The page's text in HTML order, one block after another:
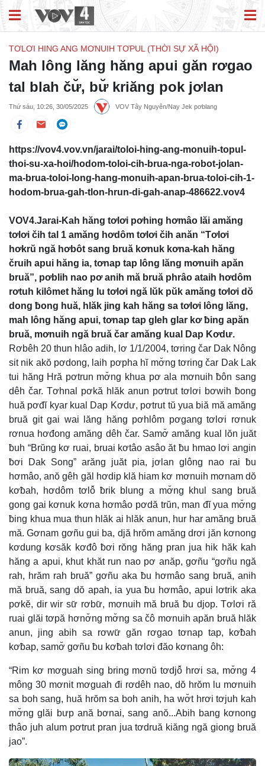
TƠLƠI HING ANG MƠNUIH TƠPUL (THỜI SỰ XÃ HỘI)
Mah lông lăng hăng apui găn rơgao
tal blah čư̆, bư̆ kriăng pok jơlan
Thứ sáu, 10:26, 30/05/2025 VOV Tây Nguyên/Nay Jek pơblang
https://vov4.vov.vn/jarai/toloi-hing-ang-monuih-topul-
thoi-su-xa-hoi/hodom-toloi-cih-brua-nga-robot-jolan-
ma-brua-toloi-long-hang-monuih-apan-brua-toloi-cih-1-
hodom-brua-gah-tlon-hrun-di-gah-anap-486622.vov4
VOV4.Jarai-Kah hăng tơlơi pơhing hơmâo lăi amăng
tơlơi čih tal 1 amăng hơdôm tơlơi čih anăn “Tơlơi
hơkrŭ ngă hơbôt sang bruă kơnuk kơna-kah hăng
čruih apui hăng ia, tơnap tap lông lăng mơnuih apăn
bruă”, pơblih nao pơ anih mă bruă phrâo ataih hơdôm
rơtuh kilômet hăng lu tơlơi ngă lŭk pŭk amăng tơlơi dŏ
dong ƀong huă, hlăk jing kah hăng sa tơlơi lông lăng,
mah lông hăng apui, tơnap tap gleh glar kơ ƀing apăn
bruă, mơnuih ngă bruă čar amăng kual Dap Kơdư.
Rơbêh 20 thun hlâo adih, lơ 1/1/2004, tơring čar Dak Nông
sit nik akŏ pơdong, laih pơpha hĭ mơ̆ng tơring čar Dak Lak
tui hăng Hră pơtrun mơ̆ng khua pơ ala mơnuih ƀôn sang
dêh čar. Tơhnal pơkă hlăk anun pơtrut tơlơi bơwih ƀong
huă pơđĭ kyar kual Dap Kơdư, pơtrut tŭ yua biă mă amăng
bruă git gai wai lăng hăng pơhlôm pơgang tơlơi rơnuk
rơnua hơđong amăng dêh čar. Samơ̆ amăng kual lŏn juăt
ƀuh “Brŭng kơ ruai, bruai kơtâo asâo ăt ƀu hmao lơi angin
ƀơi Dak Song” arăng juăt pia, jơlan glông nao rai ƀu
hơmâo, anŏ gêh găl hơdip klă hiam kơ mơnuih mơnam dŏ
kơƀah, hơdôm tơlô̆ ƀrik blung a mơ̆ng khul sang bruă
gong gai kơnuk kơna hơmâo pơdă trŭn, man đĭ yua mơ̆ng
ƀing khua mua thun hlăk ai hlăk anun, hur har amăng bruă
mă. Gơnam gơñu gui ba, djă hrŏm amăng drơi jăn kơnong
kơdung kơsăk kơđô ƀơi rŏng hăng pran jua hik hăk kah
hăng a apui, khut khăt run nao pơ anăp, gơñu “gơñu ngă
rah, hrăm rah bruă” gơñu aka ƀu hơmâo sang bruă, anih
mă bruă, sang dŏ apah, ia yua ƀu hơmâo, apui lơtrik aka
pơkĕ, dir wir sư̆ rơbư̆, mơnuih mă bruă ƀu djop. Tơlơi ră
ruai glăi tơpă hơnơ̆ng mơ̆ng sa čô mơnuih apăn bruă hlăk
anun, jing abih sa rơwư̆ găn rơgao tơnap tap, kơƀah
kơƀap, samơ̆ gơñu ƀu kơƀah tơlơi đăo kơnang ôh:
“Rim kơ mơguah sing bring mơnŭ tơdjô̆ hrơi sa, mơ̆ng 4
mông 30 mơnit mơguah đi rơdêh nao, dŏ hrŏm lu mơnuih
sa boh sang, huă hrŏm sa boh anih, ha wơ̆t hrơi tơjuh kah
mơ̆ng glăi bưp ană bơnai, sang anŏ...Abih bang kơnong
thâo juh alum pơtrut pran jua tơdruă kiăng ngă giong bruă
jao”.